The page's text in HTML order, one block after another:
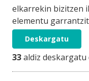
elkarrekin bizitzen
elementu
Deskargatu
33aldiz deskargatu